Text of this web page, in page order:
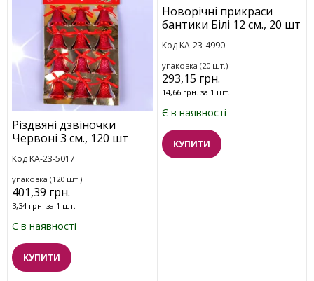
Різдвяні дзвіночки
Червоні 3 см., 120 шт
Код KA-23-5017
упаковка (120 шт.)
401,39 грн.
3,34 грн. за 1 шт.
Є в наявності
КУПИТИ
Новорічні прикраси
бантики Білі 12 см., 20 шт
Код KA-23-4990
упаковка (20 шт.)
293,15 грн.
14,66 грн. за 1 шт.
Є в наявності
КУПИТИ